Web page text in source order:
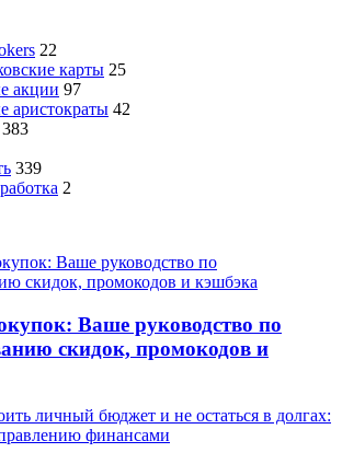
22
карты 25
акции 97
аристократы 42
383
339
2
Ваше руководство по
скидок, промокодов и